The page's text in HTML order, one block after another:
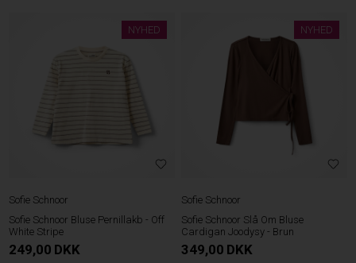
NYHED
Sofie Schnoor
Sofie Schnoor Bluse Pernillakb - Off
White Stripe
249,00 DKK
NYHED
Sofie Schnoor
Sofie Schnoor Slå Om Bluse
Cardigan Joodysy - Brun
349,00 DKK